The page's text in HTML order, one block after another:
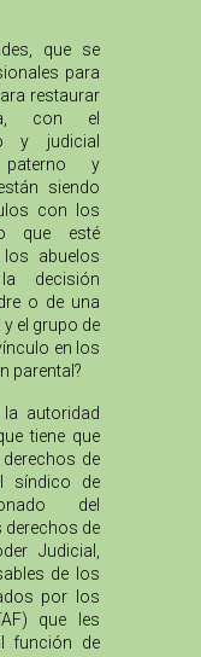
que se
para
restaurar
con el
y judicial
y
siendo
con los
que esté
abuelos
decisión
o de una
el grupo de
en los
parental?
autoridad
tiene que
de
síndico de
del
derechos de
Judicial,
de los
por los
que les
función de